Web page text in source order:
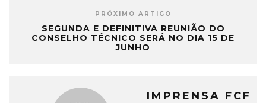
PRÓXIMO ARTIGO
SEGUNDA E DEFINITIVA REUNIÃO DO
CONSELHO TÉCNICO SERÁ NO DIA 15 DE
JUNHO
IMPRENSA FCF